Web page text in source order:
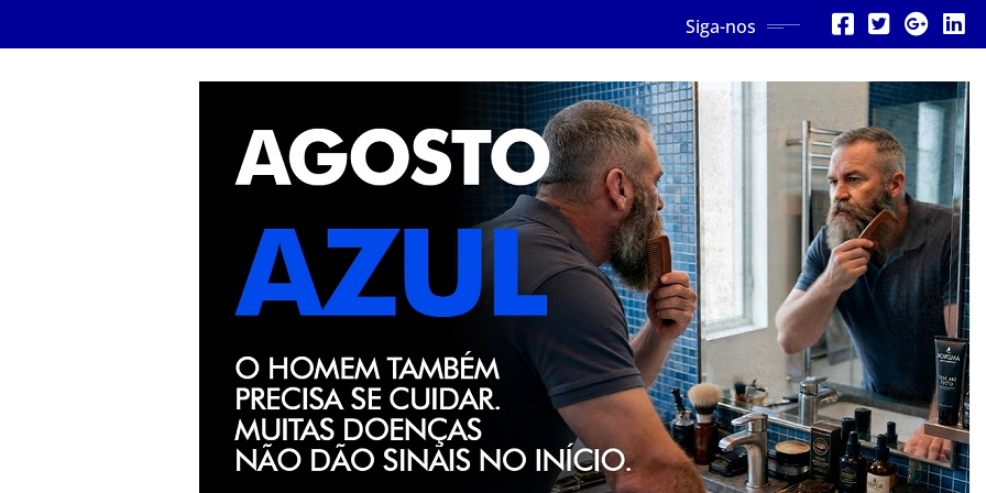
Siga-nos